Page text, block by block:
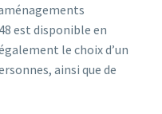
est disponible en
le choix d’un
ainsi que de